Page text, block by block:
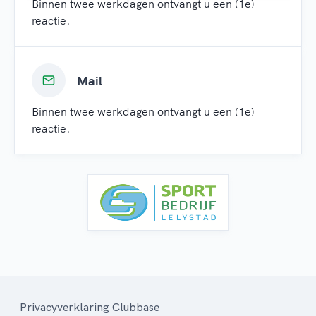
Binnen twee werkdagen ontvangt u een (1e)
reactie.
Mail
Binnen twee werkdagen ontvangt u een (1e)
reactie.
Privacyverklaring Clubbase